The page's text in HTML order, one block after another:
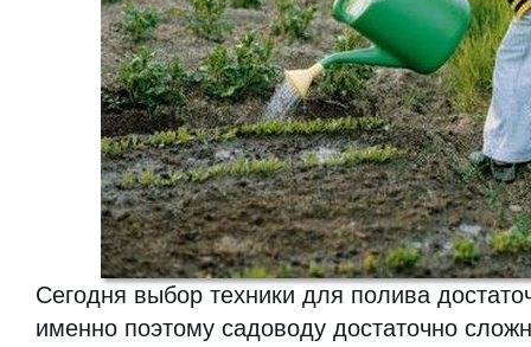
Сегодня выбор техники для полива
именно поэтому садоводу достаточно